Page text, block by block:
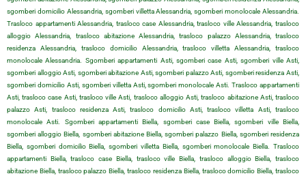
sgomberi domicilio Alessandria, sgomberi villetta Alessandria, sgomberi monolocale Alessandria.
Trasloco appartamenti Alessandria, trasloco case Alessandria, trasloco ville Alessandria, trasloco
alloggio Alessandria, trasloco abitazione Alessandria, trasloco palazzo Alessandria, trasloco
residenza Alessandria, trasloco domicilio Alessandria, trasloco villetta Alessandria, trasloco
monolocale Alessandria. Sgomberi appartamenti Asti, sgomberi case Asti, sgomberi ville Asti,
sgomberi alloggio Asti, sgomberi abitazione Asti, sgomberi palazzo Asti, sgomberi residenza Asti,
sgomberi domicilio Asti, sgomberi villetta Asti, sgomberi monolocale Asti. Trasloco appartamenti
Asti, trasloco case Asti, trasloco ville Asti, trasloco alloggio Asti, trasloco abitazione Asti, trasloco
palazzo Asti, trasloco residenza Asti, trasloco domicilio Asti, trasloco villetta Asti, trasloco
monolocale Asti. Sgomberi appartamenti Biella, sgomberi case Biella, sgomberi ville Biella,
sgomberi alloggio Biella, sgomberi abitazione Biella, sgomberi palazzo Biella, sgomberi residenza
Biella, sgomberi domicilio Biella, sgomberi villetta Biella, sgomberi monolocale Biella. Trasloco
appartamenti Biella, trasloco case Biella, trasloco ville Biella, trasloco alloggio Biella, trasloco
abitazione Biella, trasloco palazzo Biella, trasloco residenza Biella, trasloco domicilio Biella, trasloco